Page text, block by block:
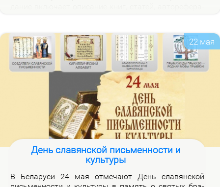
22 мая
День славянской письменности и
культуры
В Бе­ла­ру­си 24 мая от­ме­ча­ют День сла­вян­ской